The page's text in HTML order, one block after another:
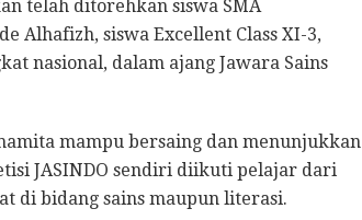
telah ditorehkan siswa SMA
Alhafizh, siswa Excellent Class XI-3,
nasional, dalam ajang Jawara Sains
mampu bersaing dan menunjukkan
JASINDO sendiri diikuti pelajar dari
di bidang sains maupun literasi.